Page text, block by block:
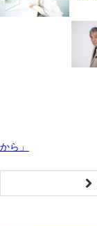
から」